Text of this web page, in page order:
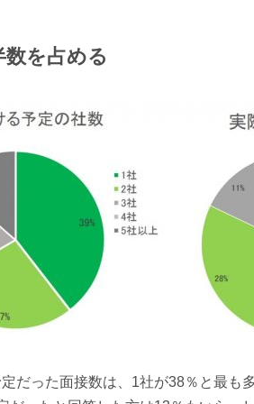
数を占める
だった面接数は、1社が38％と最も